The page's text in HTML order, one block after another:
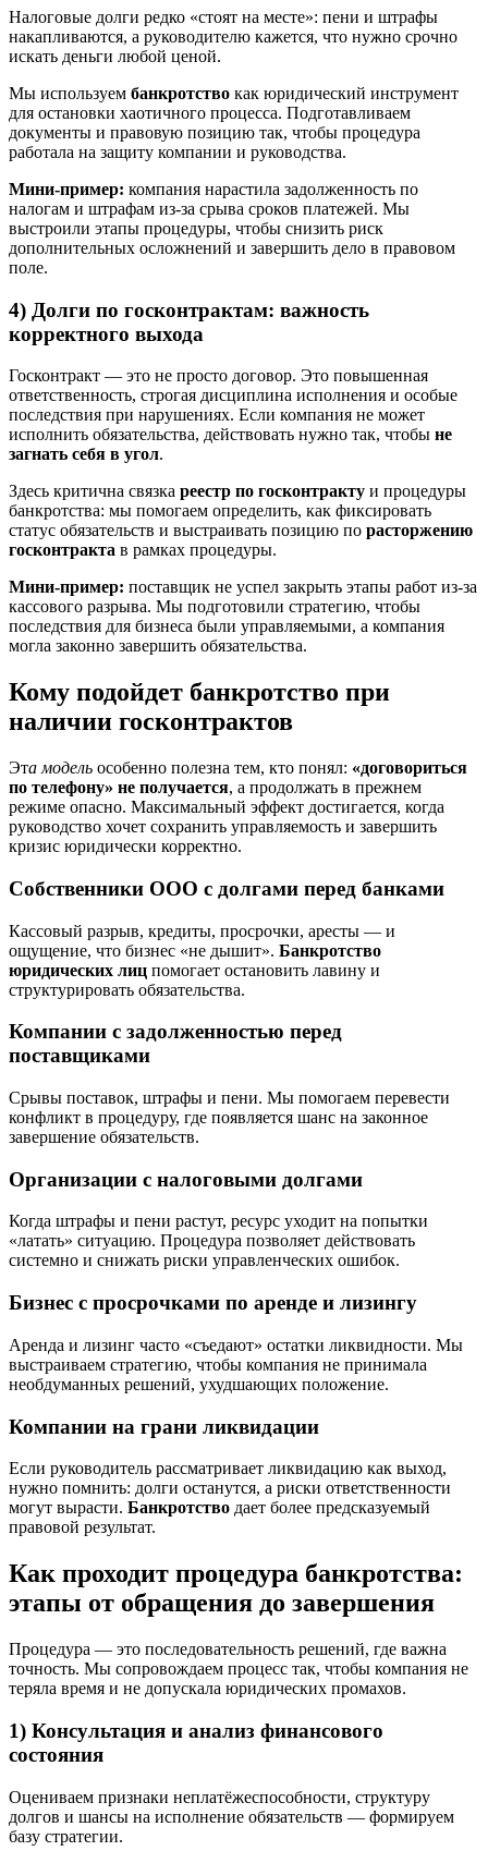
Налоговые долги редко «стоят на месте»: пени и штрафы
накапливаются, а руководителю кажется, что нужно срочно
искать деньги любой ценой.
Мы используем банкротство как юридический инструмент
для остановки хаотичного процесса. Подготавливаем
документы и правовую позицию так, чтобы процедура
работала на защиту компании и руководства.
Мини‑пример: компания нарастила задолженность по
налогам и штрафам из‑за срыва сроков платежей. Мы
выстроили этапы процедуры, чтобы снизить риск
дополнительных осложнений и завершить дело в правовом
поле.
4) Долги по госконтрактам: важность
корректного выхода
Госконтракт — это не просто договор. Это повышенная
ответственность, строгая дисциплина исполнения и особые
последствия при нарушениях. Если компания не может
исполнить обязательства, действовать нужно так, чтобы не
загнать себя в угол.
Здесь критична связка реестр по госконтракту и процедуры
банкротства: мы помогаем определить, как фиксировать
статус обязательств и выстраивать позицию по расторжению
госконтракта в рамках процедуры.
Мини‑пример: поставщик не успел закрыть этапы работ из‑за
кассового разрыва. Мы подготовили стратегию, чтобы
последствия для бизнеса были управляемыми, а компания
могла законно завершить обязательства.
Кому подойдет банкротство при
наличии госконтрактов
Эта модель особенно полезна тем, кто понял: «договориться
по телефону» не получается, а продолжать в прежнем
режиме опасно. Максимальный эффект достигается, когда
руководство хочет сохранить управляемость и завершить
кризис юридически корректно.
Собственники ООО с долгами перед банками
Кассовый разрыв, кредиты, просрочки, аресты — и
ощущение, что бизнес «не дышит». Банкротство
юридических лиц помогает остановить лавину и
структурировать обязательства.
Компании с задолженностью перед
поставщиками
Срывы поставок, штрафы и пени. Мы помогаем перевести
конфликт в процедуру, где появляется шанс на законное
завершение обязательств.
Организации с налоговыми долгами
Когда штрафы и пени растут, ресурс уходит на попытки
«латать» ситуацию. Процедура позволяет действовать
системно и снижать риски управленческих ошибок.
Бизнес с просрочками по аренде и лизингу
Аренда и лизинг часто «съедают» остатки ликвидности. Мы
выстраиваем стратегию, чтобы компания не принимала
необдуманных решений, ухудшающих положение.
Компании на грани ликвидации
Если руководитель рассматривает ликвидацию как выход,
нужно помнить: долги останутся, а риски ответственности
могут вырасти. Банкротство дает более предсказуемый
правовой результат.
Как проходит процедура банкротства:
этапы от обращения до завершения
Процедура — это последовательность решений, где важна
точность. Мы сопровождаем процесс так, чтобы компания не
теряла время и не допускала юридических промахов.
1) Консультация и анализ финансового
состояния
Оцениваем признаки неплатёжеспособности, структуру
долгов и шансы на исполнение обязательств — формируем
базу стратегии.